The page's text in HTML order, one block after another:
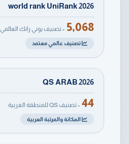
world rank UniRank 2026
5,068 • تصنيف يوني رانك العالمي
تصنيف عالمي معتمد
QS ARAB 2026
44 • تصنيف QS للمنطقة العربية
المكانة والمرتبة العربية